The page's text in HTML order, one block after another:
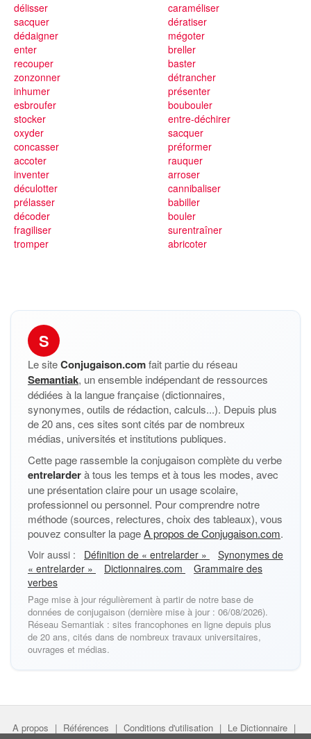
délisser
sacquer
dédaigner
enter
recouper
zonzonner
inhumer
esbroufer
stocker
caraméliser
dératiser
mégoter
breller
baster
détrancher
présenter
boubouler
entre-déchirer
oxyder
concasser
accoter
inventer
déculotter
prélasser
décoder
fragiliser
tromper
sacquer
préformer
rauquer
arroser
cannibaliser
babiller
bouler
surentraîner
abricoter
S
Le siteConjugaison.comfait partie du réseau
Semantiak, un ensemble indépendant de ressources
dédiées à la langue française (dictionnaires,
synonymes, outils de rédaction, calculs...). Depuis plus
de 20 ans, ces sites sont cités par de nombreux
médias, universités et institutions publiques.
Cette page rassemble la conjugaison complète du verbe
entrelarderà tous les temps et à tous les modes, avec
une présentation claire pour un usage scolaire,
professionnel ou personnel. Pour comprendre notre
méthode (sources, relectures, choix des tableaux), vous
pouvez consulter la pageA propos de Conjugaison.com.
Voir aussi : Définition de « entrelarder »
Synonymes de
« entrelarder »
Dictionnaires.com
Grammaire des
verbes
Page mise à jour régulièrement à partir de notre base de
données de conjugaison (dernière mise à jour : 06/08/2026).
Réseau Semantiak : sites francophones en ligne depuis plus
de 20 ans, cités dans de nombreux travaux universitaires,
ouvrages et médias.
A propos | Références | Conditions d'utilisation | Le Dictionnaire |